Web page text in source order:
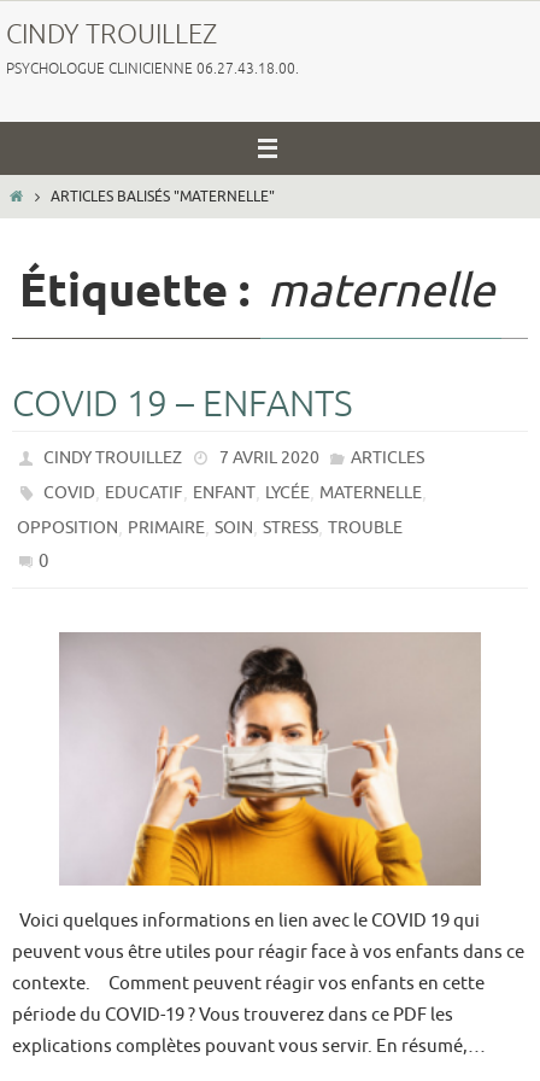
vers
le
CINDY TROUILLEZ
PSYCHOLOGUE CLINICIENNE 06.27.43.18.00.
HOMEARTICLES BALISÉS "MATERNELLE"
Étiquette : maternelle
COVID 19 – ENFANTS
CINDY TROUILLEZ 7 AVRIL 2020
ARTICLES
COVID, EDUCATIF, ENFANT, LYCÉE, MATERNELLE,
OPPOSITION, PRIMAIRE, SOIN, STRESS, TROUBLE
0
Voici quelques informations en lien avec le COVID 19 qui
peuvent vous être utiles pour réagir face à vos enfants dans ce
contexte. Comment peuvent réagir vos enfants en cette
période du COVID-19 ? Vous trouverez dans ce PDF les
explications complètes pouvant vous servir. En résumé,…